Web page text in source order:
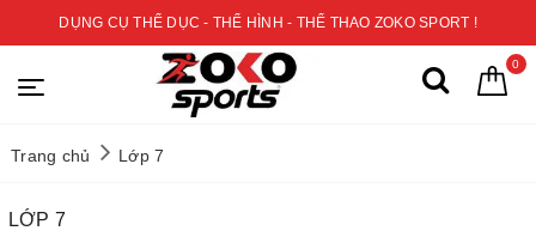
DỤNG CỤ THỂ DỤC - THỂ HÌNH - THỂ THAO ZOKO SPORT !
0
Trang chủ Lớp 7
LỚP 7